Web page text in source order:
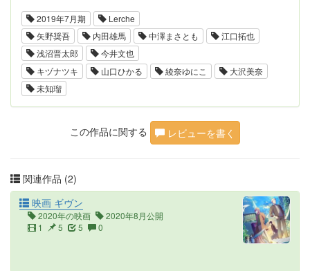
2019年7月期
Lerche
矢野奨吾
内田雄馬 中澤まさとも
江口拓也
浅沼晋太郎
今井文也
キヅナツキ
山口ひかる 綾奈ゆにこ
大沢美奈
未知瑠
この作品に関する レビューを書く
関連作品 (2)
映画 ギヴン
2020年の映画
2020年8月公開
1
5 5 0